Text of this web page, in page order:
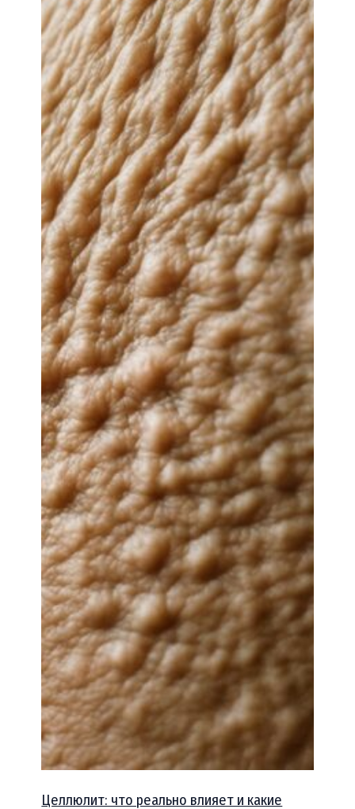
Целлюлит: что реально влияет и какие